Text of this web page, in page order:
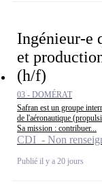
Ingénieur-e
et
(h/f)
03 - DOMÉRAT
Safran est un groupe
de l'aéronautique
Sa mission : contribuer...
CDI - Non
Publié il y a 20 jours